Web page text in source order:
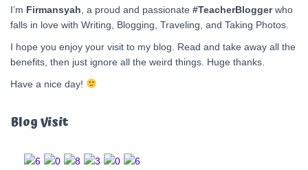
I’m Firmansyah , a proud and passionate #TeacherBloggerwho
falls in love with Writing, Blogging, Traveling, and Taking Photos.
I hope you enjoy your visit to my blog. Read and take away all the
benefits, then just ignore all the weird things. Huge thanks.
Have a nice day!
Blog Visit